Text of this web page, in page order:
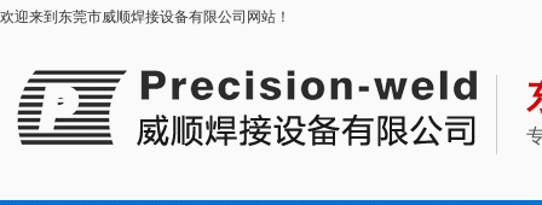
欢迎来到东莞市威顺焊接设备有限公司网站！